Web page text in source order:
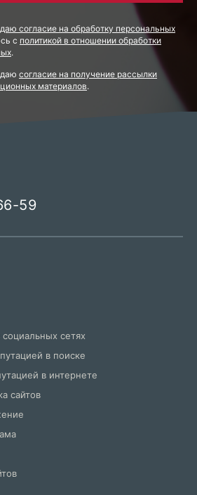
согласие на обработку персональных
с политикой в отношении обработки
.
согласие на получение рассылки
материалов.
59
сетях
в поиске
в интернете
сайтов